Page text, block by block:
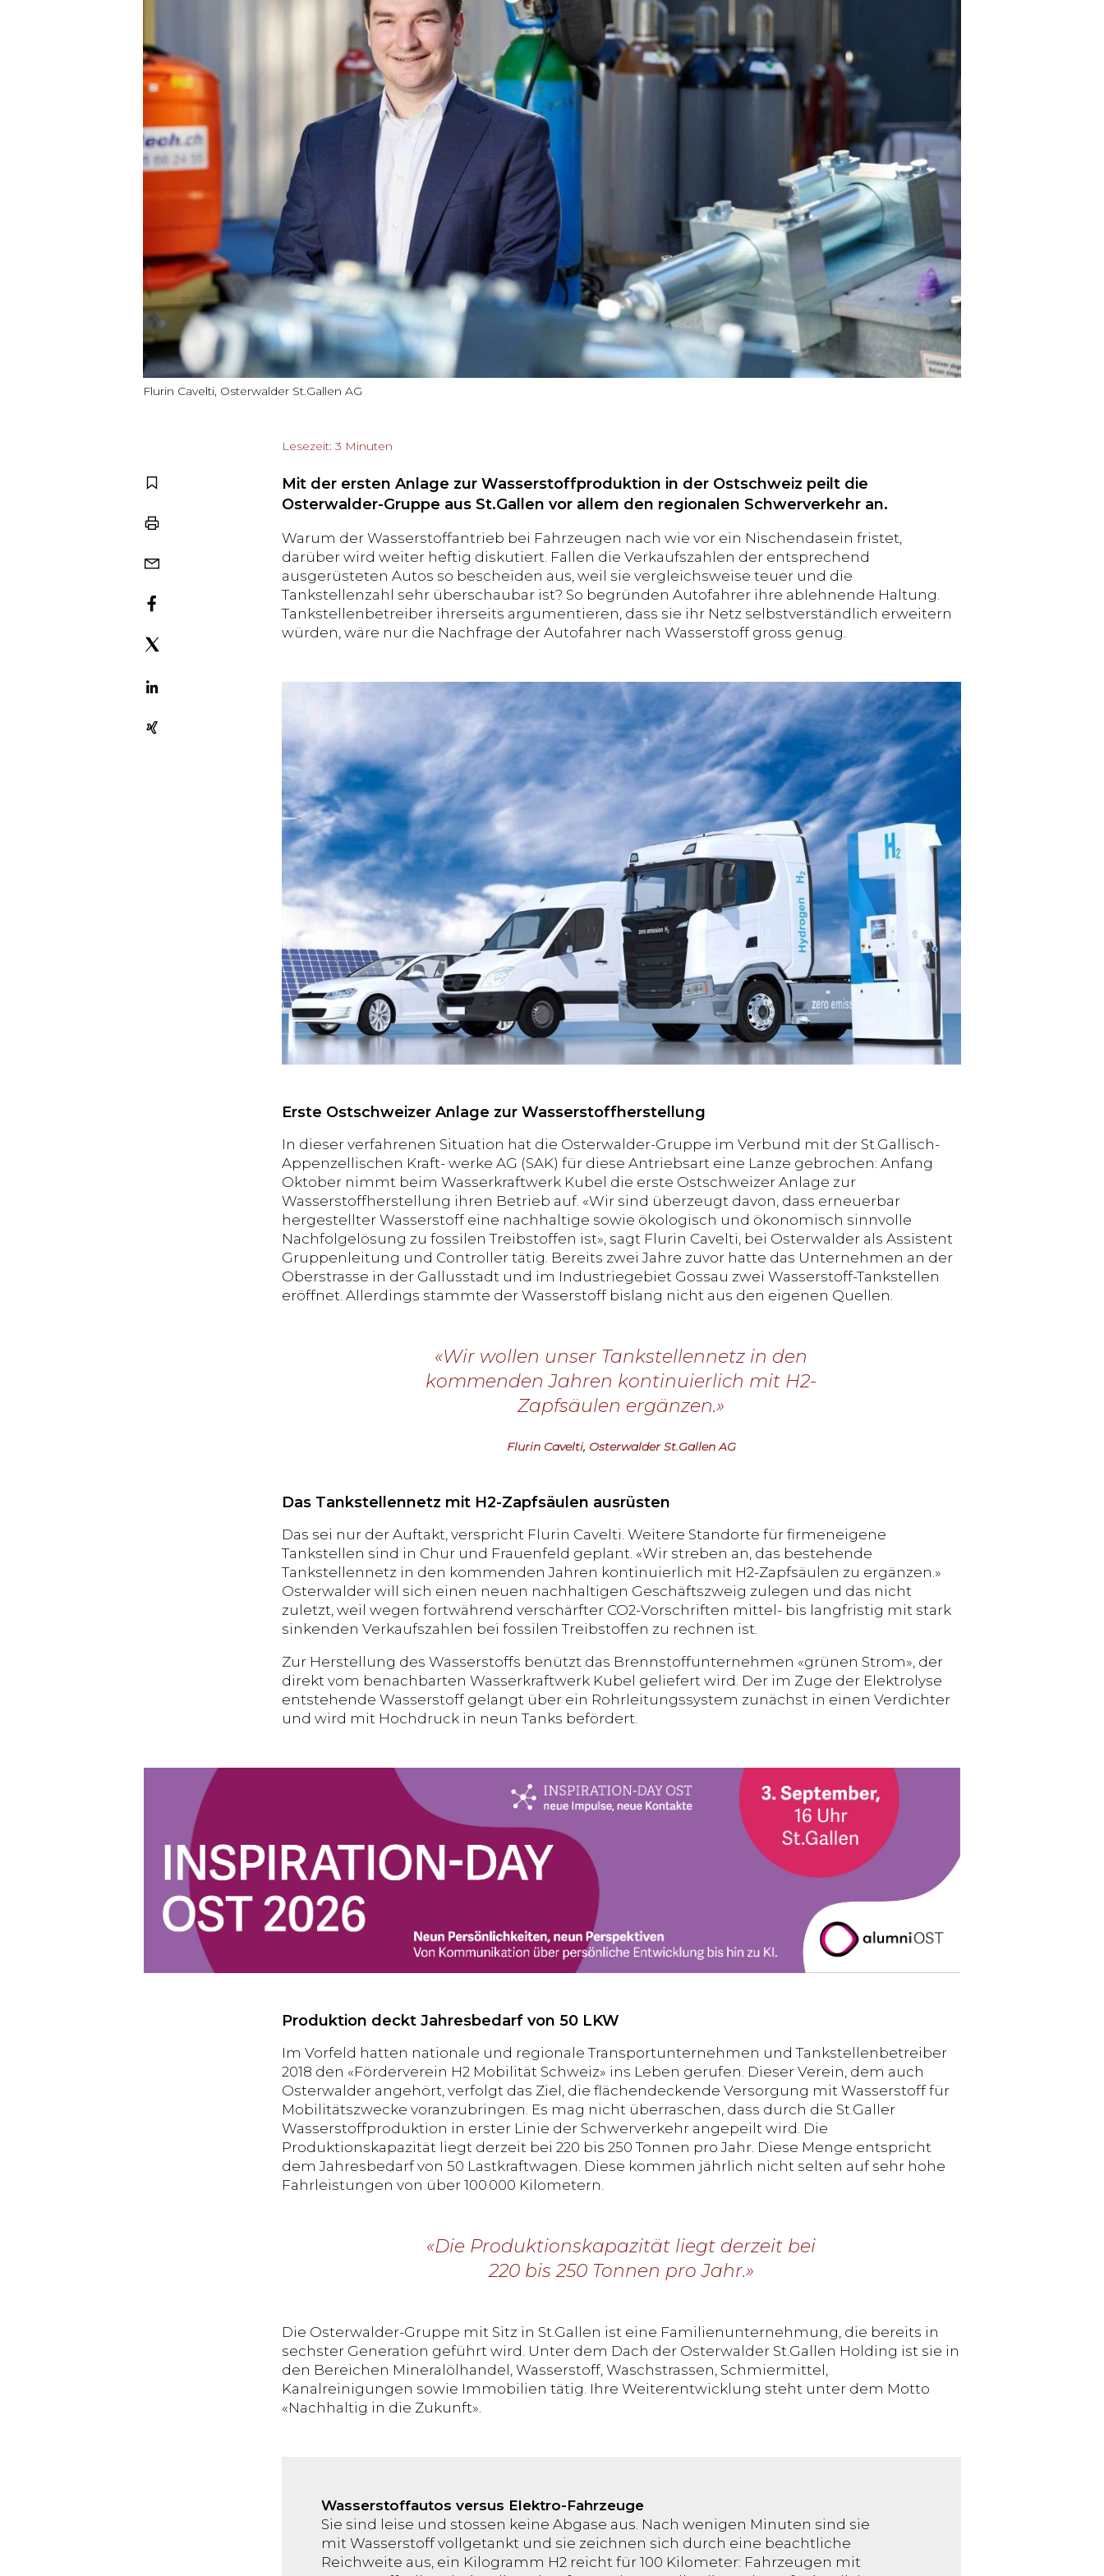
Flurin Cavelti, Osterwalder St.Gallen AG
Lesezeit: 3 Minuten
Mit der ersten Anlage zur Wasserstoffproduktion in der Ostschweiz peilt die
Osterwalder-Gruppe aus St.Gallen vor allem den regionalen Schwerverkehr an.
Warum der Wasserstoffantrieb bei Fahrzeugen nach wie vor ein Nischendasein fristet,
darüber wird weiter heftig diskutiert. Fallen die Verkaufszahlen der entsprechend
ausgerüsteten Autos so bescheiden aus, weil sie vergleichsweise teuer und die
Tankstellenzahl sehr überschaubar ist? So begründen Autofahrer ihre ablehnende Haltung.
Tankstellenbetreiber ihrerseits argumentieren, dass sie ihr Netz selbstverständlich erweitern
würden, wäre nur die Nachfrage der Autofahrer nach Wasserstoff gross genug.
Erste Ostschweizer Anlage zur Wasserstoffherstellung
In dieser verfahrenen Situation hat die Osterwalder-Gruppe im Verbund mit der St.Gallisch-
Appenzellischen Kraft- werke AG (SAK) für diese Antriebsart eine Lanze gebrochen: Anfang
Oktober nimmt beim Wasserkraftwerk Kubel die erste Ostschweizer Anlage zur
Wasserstoffherstellung ihren Betrieb auf. «Wir sind überzeugt davon, dass erneuerbar
hergestellter Wasserstoff eine nachhaltige sowie ökologisch und ökonomisch sinnvolle
Nachfolgelösung zu fossilen Treibstoffen ist», sagt Flurin Cavelti, bei Osterwalder als Assistent
Gruppenleitung und Controller tätig. Bereits zwei Jahre zuvor hatte das Unternehmen an der
Oberstrasse in der Gallusstadt und im Industriegebiet Gossau zwei Wasserstoff-Tankstellen
eröffnet. Allerdings stammte der Wasserstoff bislang nicht aus den eigenen Quellen.
«Wir wollen unser Tankstellennetz in den
kommenden Jahren kontinuierlich mit H2-
Zapfsäulen ergänzen.»
Flurin Cavelti, Osterwalder St.Gallen AG
Das Tankstellennetz mit H2-Zapfsäulen ausrüsten
Das sei nur der Auftakt, verspricht Flurin Cavelti. Weitere Standorte für firmeneigene
Tankstellen sind in Chur und Frauenfeld geplant. «Wir streben an, das bestehende
Tankstellennetz in den kommenden Jahren kontinuierlich mit H2-Zapfsäulen zu ergänzen.»
Osterwalder will sich einen neuen nachhaltigen Geschäftszweig zulegen und das nicht
zuletzt, weil wegen fortwährend verschärfter CO2-Vorschriften mittel- bis langfristig mit stark
sinkenden Verkaufszahlen bei fossilen Treibstoffen zu rechnen ist.
Zur Herstellung des Wasserstoffs benützt das Brennstoffunternehmen «grünen Strom», der
direkt vom benachbarten Wasserkraftwerk Kubel geliefert wird. Der im Zuge der Elektrolyse
entstehende Wasserstoff gelangt über ein Rohrleitungssystem zunächst in einen Verdichter
und wird mit Hochdruck in neun Tanks befördert.
Produktion deckt Jahresbedarf von 50 LKW
Im Vorfeld hatten nationale und regionale Transportunternehmen und Tankstellenbetreiber
2018 den «Förderverein H2 Mobilität Schweiz» ins Leben gerufen. Dieser Verein, dem auch
Osterwalder angehört, verfolgt das Ziel, die flächendeckende Versorgung mit Wasserstoff für
Mobilitätszwecke voranzubringen. Es mag nicht überraschen, dass durch die St.Galler
Wasserstoffproduktion in erster Linie der Schwerverkehr angepeilt wird. Die
Produktionskapazität liegt derzeit bei 220 bis 250 Tonnen pro Jahr. Diese Menge entspricht
dem Jahresbedarf von 50 Lastkraftwagen. Diese kommen jährlich nicht selten auf sehr hohe
Fahrleistungen von über 100 000 Kilometern.
«Die Produktionskapazität liegt derzeit bei
220 bis 250 Tonnen pro Jahr.»
Die Osterwalder-Gruppe mit Sitz in St.Gallen ist eine Familienunternehmung, die bereits in
sechster Generation geführt wird. Unter dem Dach der Osterwalder St.Gallen Holding ist sie in
den Bereichen Mineralölhandel, Wasserstoff, Waschstrassen, Schmiermittel,
Kanalreinigungen sowie Immobilien tätig. Ihre Weiterentwicklung steht unter dem Motto
«Nachhaltig in die Zukunft».
Wasserstoffautos versus Elektro-Fahrzeuge
Sie sind leise und stossen keine Abgase aus. Nach wenigen Minuten sind sie
mit Wasserstoff vollgetankt und sie zeichnen sich durch eine beachtliche
Reichweite aus, ein Kilogramm H2 reicht für 100 Kilometer: Fahrzeugen mit